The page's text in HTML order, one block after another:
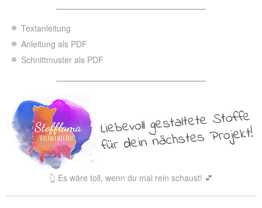
Textanleitung
Anleitung als PDF
Schnittmuster als PDF
👆 Es wäre toll, wenn du mal rein schaust! 💕